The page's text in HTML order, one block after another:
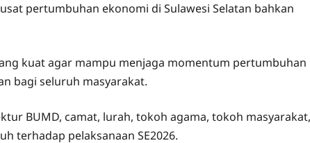
pertumbuhan ekonomi di Sulawesi Selatan bahkan
kuat agar mampu menjaga momentum pertumbuhan
bagi seluruh masyarakat.
BUMD, camat, lurah, tokoh agama, tokoh masyarakat,
terhadap pelaksanaan SE2026.